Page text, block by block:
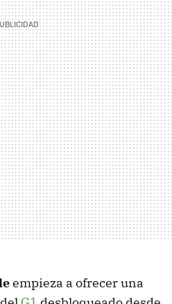
empieza a ofrecer una